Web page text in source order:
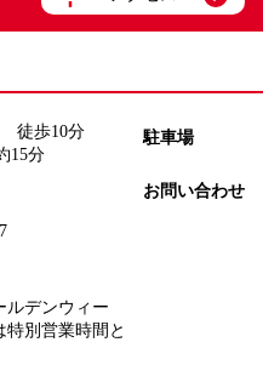
徒歩10分
15分
ルデンウィー
特別営業時間と
駐車場
お問い合わせ